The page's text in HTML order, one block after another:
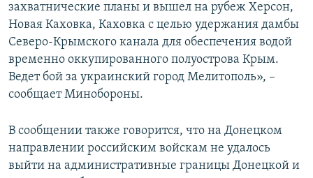
захватнические планы и вышел на рубеж Херсон,
Новая Каховка, Каховка с целью удержания дамбы
Северо-Крымского канала для обеспечения водой
временно оккупированного полуострова Крым.
Ведет бой за украинский город Мелитополь», –
сообщает Минобороны.
В сообщении также говорится, что на Донецком
направлении российским войскам не удалось
выйти на административные границы Донецкой и